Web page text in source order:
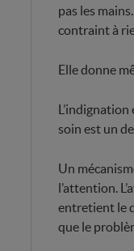
pas les
contraint à
Elle donne
L’indignation
soin est un
Un
l’attention.
entretient le
que le